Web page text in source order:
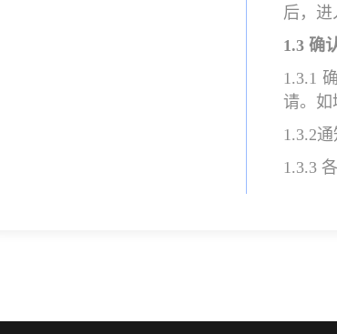
后，进
1.3 确
1.3.1
请。如
1.3.2通
1.3.3